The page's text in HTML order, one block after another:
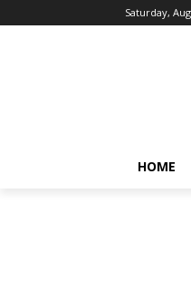
Saturday,
HOME